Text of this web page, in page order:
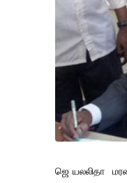
ஜெ யலலிதா